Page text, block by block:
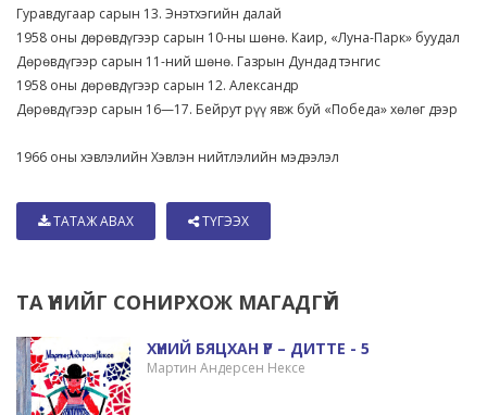
Гуравдугаар сарын 13. Энэтхэгийн далай
1958 оны дөрөвдүгээр сарын 10-ны шөнө. Каир, «Луна-Парк» буудал
Дөрөвдүгээр сарын 11-ний шөнө. Газрын Дундад тэнгис
1958 оны дөрөвдүгээр сарын 12. Александр
Дөрөвдүгээр сарын 16—17. Бейрут рүү явж буй «Победа» хөлөг дээр
1966 оны хэвлэлийн Хэвлэн нийтлэлийн мэдээлэл
ТАТАЖ АВАХ ТҮГЭЭХ
ТА ҮҮНИЙГ СОНИРХОЖ МАГАДГҮЙ
ХҮНИЙ БЯЦХАН ҮР – ДИТТЕ - 5
Мартин Андерсен Нексе